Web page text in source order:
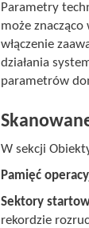
Parametry
może
włączenie
działania
parametrów
W sekcji
Pamięć
Sektory
rekordzie